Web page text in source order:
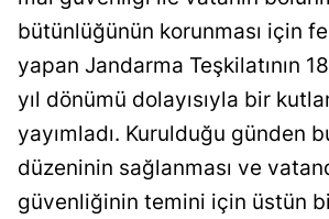
bütünlüğünün korunması için
yapan Jandarma Teşkilatının
yıl dönümü dolayısıyla bir
yayımladı. Kurulduğu günden
düzeninin sağlanması ve
güvenliğinin temini için üstün